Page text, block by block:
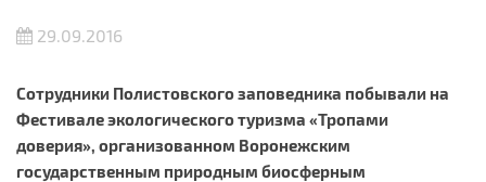
29.09.2016
Сотрудники Полистовского заповедника побывали на
Фестивале экологического туризма «Тропами
доверия», организованном Воронежским
государственным природным биосферным